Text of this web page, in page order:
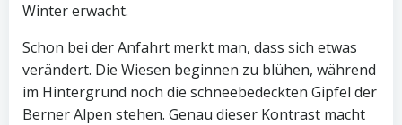
Winter erwacht.
Schon bei der Anfahrt merkt man, dass sich etwas
verändert. Die Wiesen beginnen zu blühen, während
im Hintergrund noch die schneebedeckten Gipfel der
Berner Alpen stehen. Genau dieser Kontrast macht